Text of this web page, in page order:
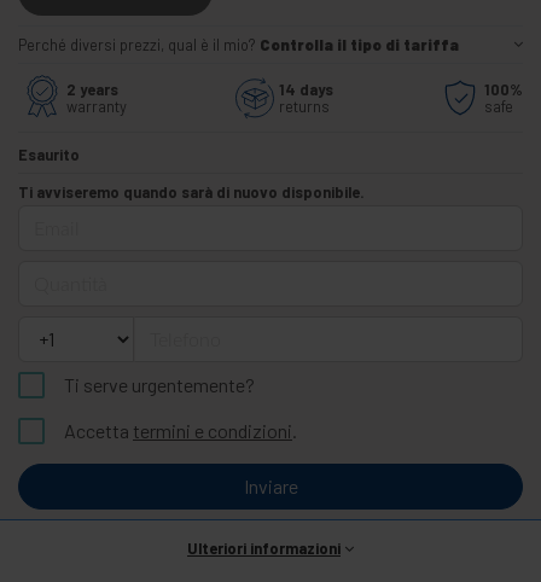
Perché diversi prezzi, qual è il mio? Controlla il tipo di tariffa
2 years
warranty
14 days
returns
100%
safe
Esaurito
Ti avviseremo quando sarà di nuovo disponibile.
Ti serve urgentemente?
Accetta termini e condizioni.
Inviare
Ulteriori informazioni